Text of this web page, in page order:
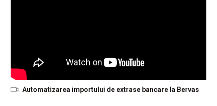
Automatizarea importului de extrase bancare la Bervas